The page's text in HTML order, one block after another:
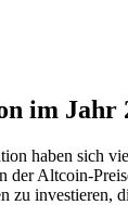
im
haben sich
der Altcoin-
zu investieren,